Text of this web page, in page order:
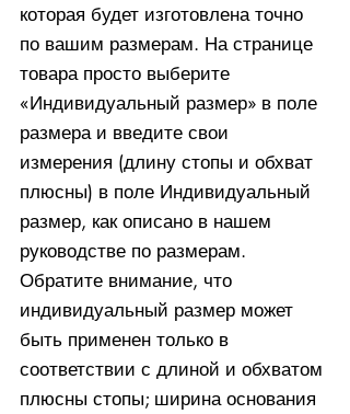
которая будет изготовлена ​​точно
по вашим размерам. На странице
товара просто выберите
«Индивидуальный размер» в поле
размера и введите свои
измерения (длину стопы и обхват
плюсны) в поле Индивидуальный
размер, как описано в нашем
руководстве по размерам.
Обратите внимание, что
индивидуальный размер может
быть применен только в
соответствии с длиной и обхватом
плюсны стопы; ширина основания